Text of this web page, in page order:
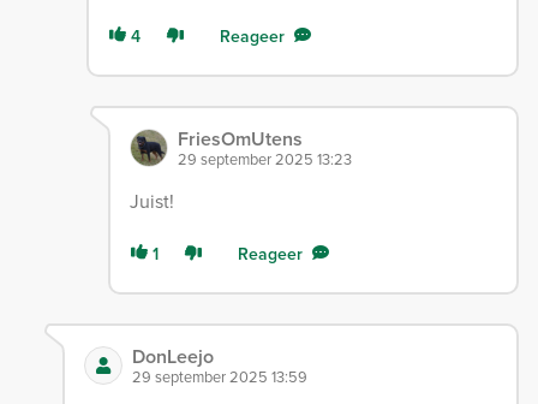
4 Reageer
FriesOmUtens
29 september 2025 13:23
Juist!
1 Reageer
DonLeejo
29 september 2025 13:59